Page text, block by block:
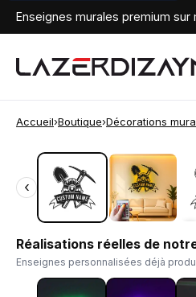
Enseignes murales premium
Accueil›Boutique›Décorations
‹
‹
Réalisations réelles de
Enseignes personnalisées déjà